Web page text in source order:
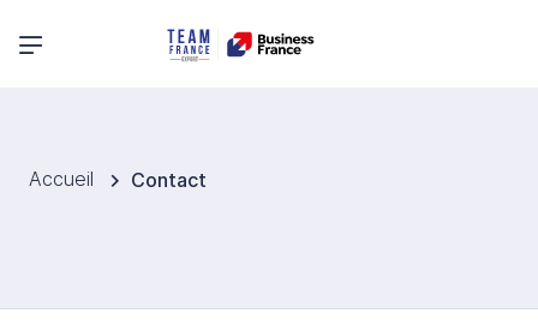
Menu principal
Accueil Contact